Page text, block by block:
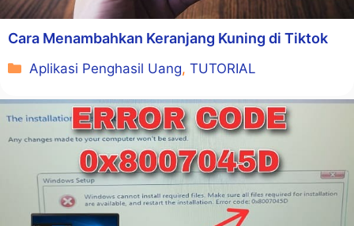
Cara Menambahkan Keranjang Kuning di Tiktok
Kategori
Aplikasi Penghasil Uang,TUTORIAL